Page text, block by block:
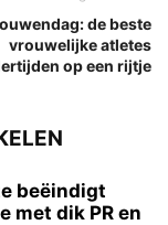
de beste
vrouwelijke atletes
op een rijtje
beëindigt
met dik PR en